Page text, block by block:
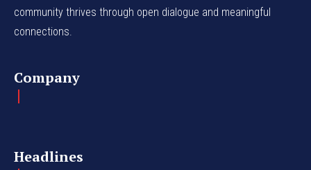
community thrives through open dialogue and meaningful
connections.
Company
Headlines